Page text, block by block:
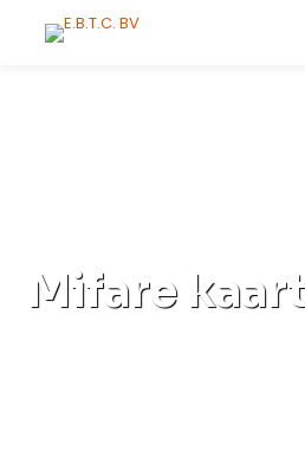
Mifare